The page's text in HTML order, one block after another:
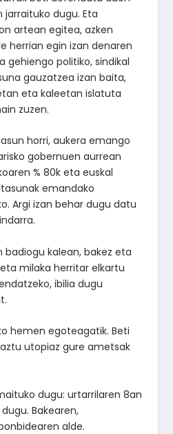
dugu. Eta
artean egitea, azken
herrian egin izan denaren
gehiengo politiko, sindikal
gauzatzea izan baita,
eta kaleetan islatuta
zuzen.
horri, aukera emango
gobernuen aurrean
% 80k eta euskal
emandako
Argi izan behar dugu datu
badiogu kalean, bakez eta
milaka herritar elkartu
ibilia dugu
hemen egoteagatik. Beti
utopiaz gure ametsak
dugu: urtarrilaren 8an
Bakearen,
alde.